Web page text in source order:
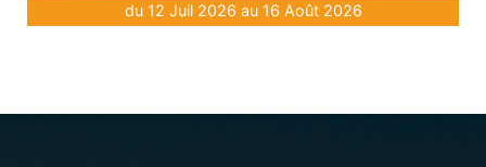
du 12 Juil 2026 au 16 Août 2026